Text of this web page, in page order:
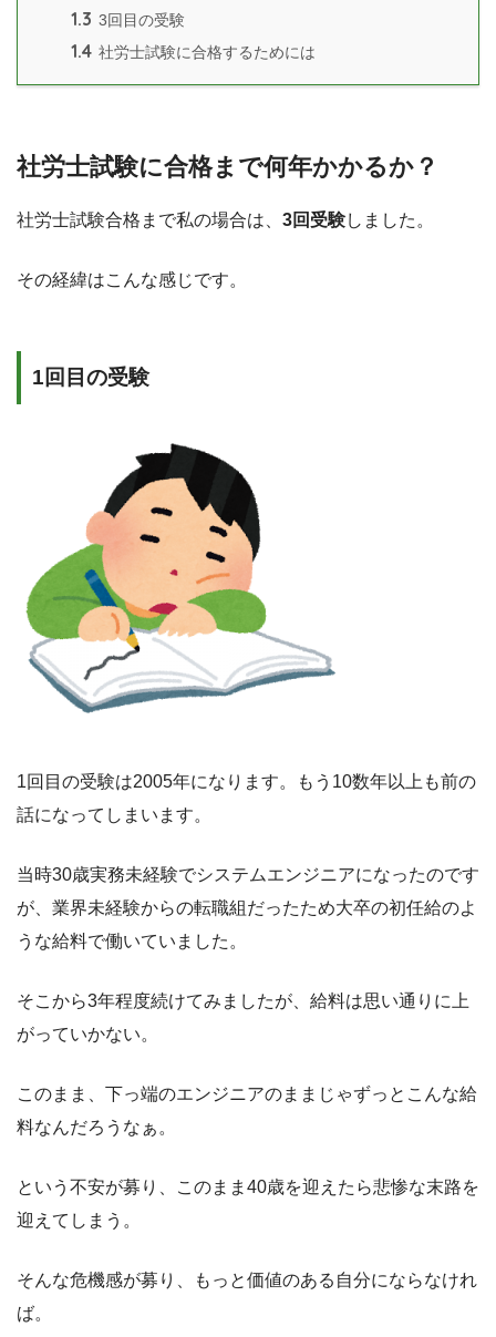
1.3 3回目の受験
1.4 社労士試験に合格するためには
社労士試験に合格まで何年かかるか？
社労士試験合格まで私の場合は、 3回受験しました。
その経緯はこんな感じです。
1回目の受験
1回目の受験は2005年になります。もう10数年以上も前の
話になってしまいます。
当時30歳実務未経験でシステムエンジニアになったのです
が、業界未経験からの転職組だったため大卒の初任給のよ
うな給料で働いていました。
そこから3年程度続けてみましたが、給料は思い通りに上
がっていかない。
このまま、下っ端のエンジニアのままじゃずっとこんな給
料なんだろうなぁ。
という不安が募り、このまま40歳を迎えたら悲惨な末路を
迎えてしまう。
そんな危機感が募り、もっと価値のある自分にならなけれ
ば。